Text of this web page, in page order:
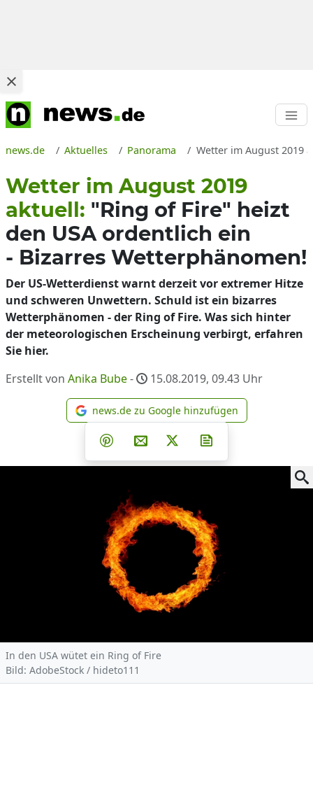
news.de Aktuelles Panorama Wetter im August 2019
Wetter im August 2019
aktuell: "Ring of Fire" heizt
den USA ordentlich ein
- Bizarres Wetterphänomen!
Der US-Wetterdienst warnt derzeit vor extremer Hitze
und schweren Unwettern. Schuld ist ein bizarres
Wetterphänomen - der Ring of Fire. Was sich hinter
der meteorologischen Erscheinung verbirgt, erfahren
Sie hier.
Erstellt von Anika Bube- 15.08.2019, 09.43 Uhr
news.de zu Google
news.de zu Google hinzufügen
Teilen auf Facebook
Teilen auf Whatsapp
Teilen auf Telegram
Teilen auf Pinterest
Per E-Mail teilen
Post auf X
In den USA wütet ein Ring of Fire
Bild: AdobeStock / hideto111